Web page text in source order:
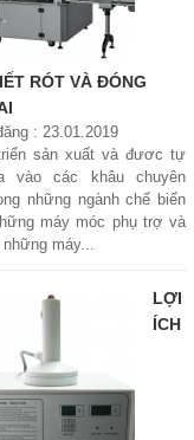
RÓT VÀ ĐÓNG
: 23.01.2019
sản xuất và đươc tự
vào các khâu chuyên
những ngành chế biến
máy móc phụ trợ và
những máy...
LỢI
ÍCH